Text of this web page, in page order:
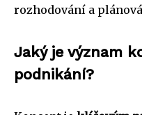
rozhodování a
Jaký je význam
podnikání?